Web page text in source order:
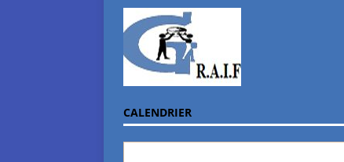
CALENDRIER